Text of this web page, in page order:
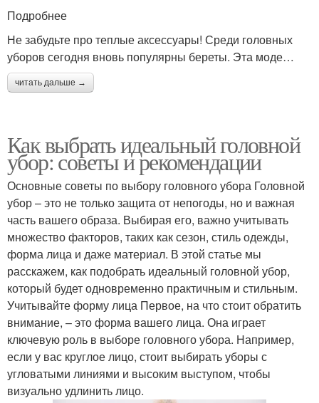
Подробнее
Не забудьте про теплые аксессуары! Среди головных
уборов сегодня вновь популярны береты. Эта моде…
читать дальше →
Как выбрать идеальный головной
убор: советы и рекомендации
Основные советы по выбору головного убора Головной
убор – это не только защита от непогоды, но и важная
часть вашего образа. Выбирая его, важно учитывать
множество факторов, таких как сезон, стиль одежды,
форма лица и даже материал. В этой статье мы
расскажем, как подобрать идеальный головной убор,
который будет одновременно практичным и стильным.
Учитывайте форму лица Первое, на что стоит обратить
внимание, – это форма вашего лица. Она играет
ключевую роль в выборе головного убора. Например,
если у вас круглое лицо, стоит выбирать уборы с
угловатыми линиями и высоким выступом, чтобы
визуально удлинить лицо.